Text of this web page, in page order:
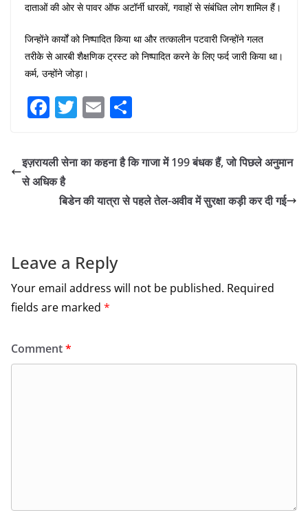
दाताओं की ओर से पावर ऑफ अटॉर्नी धारकों, गवाहों से संबंधित लोग शामिल हैं।
जिन्होंने कार्यों को निष्पादित किया था और तत्कालीन पटवारी जिन्होंने गलत
तरीके से आरबी शैक्षणिक ट्रस्ट को निष्पादित करने के लिए फर्द जारी किया था।
कर्म, उन्होंने जोड़ा।
F
c
e
b
k
T
itt
er
E
ai
l
ar
e
इज़रायली सेना का कहना है कि गाजा में 199 बंधक हैं, जो पिछले अनुमान
से अधिक है
बिडेन की यात्रा से पहले तेल-अवीव में सुरक्षा कड़ी कर दी गई
Leave a Reply
Your email address will not be published. Required
fields are marked *
Comment*